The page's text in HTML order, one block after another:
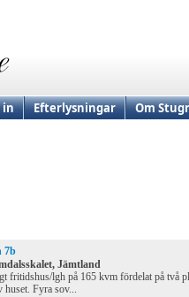
in Efterlysningar Om
7b
Jämtland
fritidshus/lgh på 165 kvm fördelat på två
huset. Fyra sov...